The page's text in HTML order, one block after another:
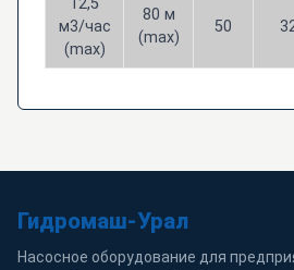
12,5
м3/час
(max)
80 м
(max)
50
Гидромаш-Урал
Насосное оборудование для